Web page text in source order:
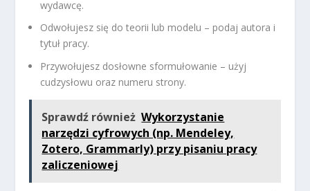
wydawcę.
Odwołujesz się do teorii lub modelu – podaj autora i
tytuł pracy.
Przywołujesz dosłowne sformułowanie – użyj
cudzysłowu oraz numeru strony.
Sprawdź również Wykorzystanie
narzędzi cyfrowych (np. Mendeley,
Zotero, Grammarly) przy pisaniu pracy
zaliczeniowej